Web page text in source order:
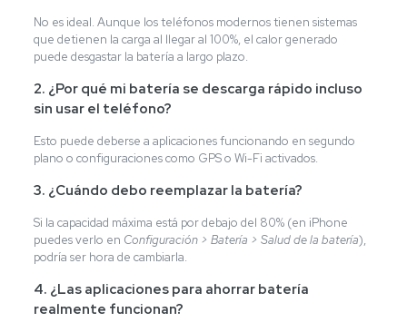
No es ideal. Aunque los teléfonos modernos tienen sistemas
que detienen la carga al llegar al 100%, el calor generado
puede desgastar la batería a largo plazo.
2. ¿Por qué mi batería se descarga rápido incluso
sin usar el teléfono?
Esto puede deberse a aplicaciones funcionando en segundo
plano o configuraciones como GPS o Wi-Fi activados.
3. ¿Cuándo debo reemplazar la batería?
Si la capacidad máxima está por debajo del 80% (en iPhone
puedes verlo en Configuración > Batería > Salud de la batería),
podría ser hora de cambiarla.
4. ¿Las aplicaciones para ahorrar batería
realmente funcionan?